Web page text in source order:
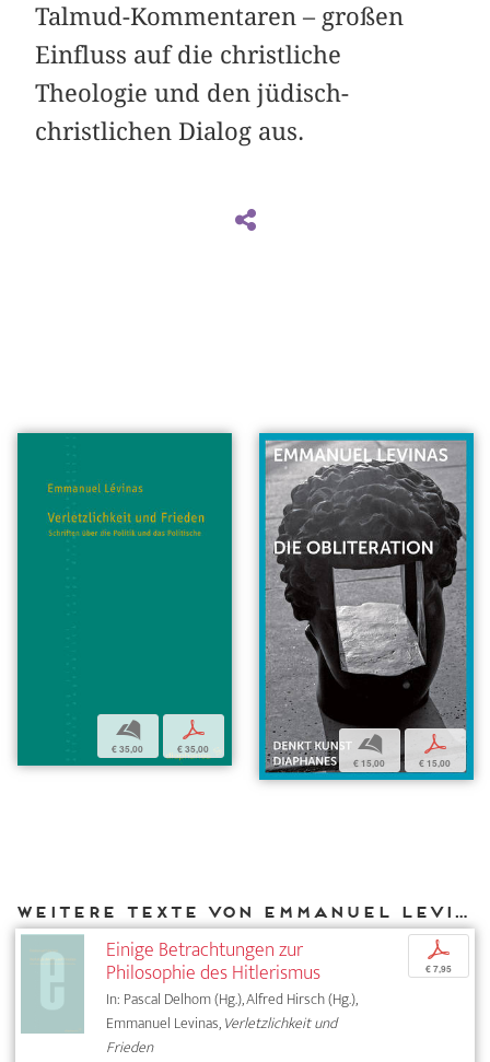
Talmud-Kommentaren – großen
Einfluss auf die christliche
Theologie und den jüdisch-
christlichen Dialog aus.
b
€ 35,00
p
€ 35,00 b
€ 15,00
p
€ 15,00
Weitere Texte von Emmanuel Levinas bei DIAPHANES
Einige Betrachtungen zur
Philosophie des Hitlerismus
In: Pascal Delhom (Hg.), Alfred Hirsch (Hg.),
Emmanuel Levinas,Verletzlichkeit und
Frieden
p
€ 7,95